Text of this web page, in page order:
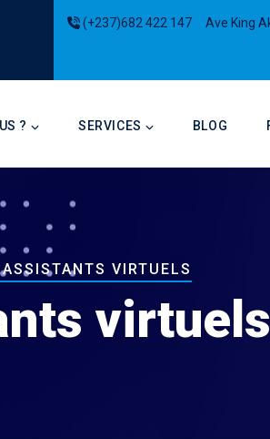
(+237)682 422 147 Ave King
? SERVICES BLOG
ASSISTANTS VIRTUELS
virtuels